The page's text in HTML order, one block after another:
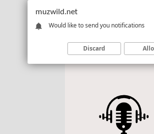
muzwild.net
Would like to send you notifications
Discard